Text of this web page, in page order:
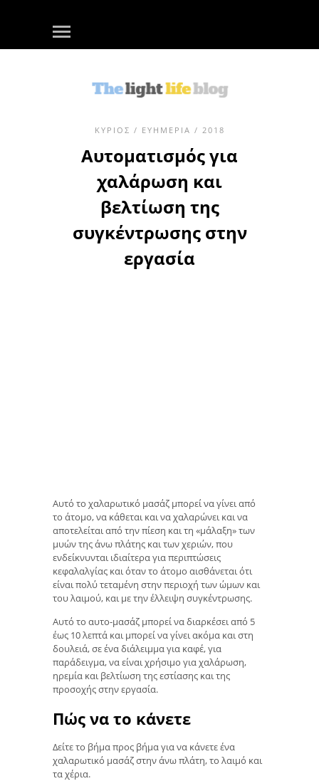
ΚΎΡΙΟΣ / ΕΥΗΜΕΡΊΑ / 2018
Αυτοματισμός για
χαλάρωση και
βελτίωση της
συγκέντρωσης στην
εργασία
Αυτό το χαλαρωτικό μασάζ μπορεί να γίνει από
το άτομο, να κάθεται και να χαλαρώνει και να
αποτελείται από την πίεση και τη «μάλαξη» των
μυών της άνω πλάτης και των χεριών, που
ενδείκνυνται ιδιαίτερα για περιπτώσεις
κεφαλαλγίας και όταν το άτομο αισθάνεται ότι
είναι πολύ τεταμένη στην περιοχή των ώμων και
του λαιμού, και με την έλλειψη συγκέντρωσης.
Αυτό το αυτο-μασάζ μπορεί να διαρκέσει από 5
έως 10 λεπτά και μπορεί να γίνει ακόμα και στη
δουλειά, σε ένα διάλειμμα για καφέ, για
παράδειγμα, να είναι χρήσιμο για χαλάρωση,
ηρεμία και βελτίωση της εστίασης και της
προσοχής στην εργασία.
Πώς να το κάνετε
Δείτε το βήμα προς βήμα για να κάνετε ένα
χαλαρωτικό μασάζ στην άνω πλάτη, το λαιμό και
τα χέρια.